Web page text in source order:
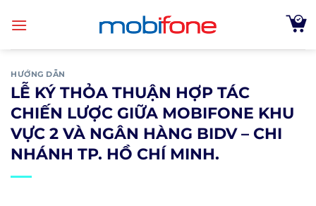
HƯỚNG DẪN
LỄ KÝ THỎA THUẬN HỢP TÁC
CHIẾN LƯỢC GIỮA MOBIFONE KHU
VỰC 2 VÀ NGÂN HÀNG BIDV – CHI
NHÁNH TP. HỒ CHÍ MINH.